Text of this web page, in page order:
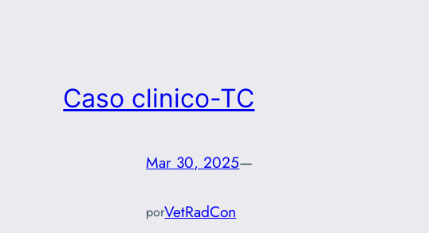
Caso clinico-TC
Mar 30, 2025—
porVetRadCon